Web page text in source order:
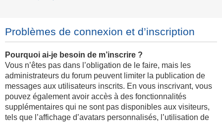
Problèmes de connexion et d’inscription
Pourquoi ai-je besoin de m’inscrire ?
Vous n’êtes pas dans l’obligation de le faire, mais les
administrateurs du forum peuvent limiter la publication de
messages aux utilisateurs inscrits. En vous inscrivant, vous
pouvez également avoir accès à des fonctionnalités
supplémentaires qui ne sont pas disponibles aux visiteurs,
tels que l’affichage d’avatars personnalisés, l’utilisation de